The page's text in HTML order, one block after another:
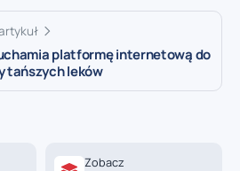
platformę internetową do
tańszych leków
Zobacz